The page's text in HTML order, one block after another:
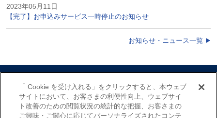
2023年05月11日
【完了】お申込みサービス一時停止のお知らせ
お知らせ・ニュース一覧
勧誘方針
プライバシーポリシー（個人情報のお取扱いについて）
「 Cookie を受け入れる」をクリックすると、本ウェブ
サイトにおいて、お客さまの利便性向上、ウェブサイ
ト改善のための閲覧状況の統計的な把握、お客さまの
ご興味・ご関心に応じてパーソナライズされたコンテ